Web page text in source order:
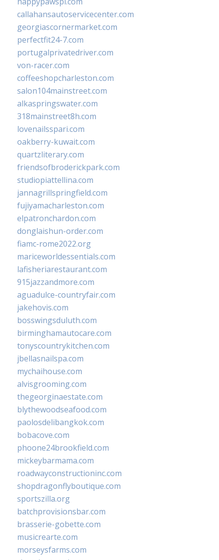
callahansautoservicecenter.com
georgiascornermarket.com
perfectfit24-7.com
portugalprivatedriver.com
von-racer.com
coffeeshopcharleston.com
salon104mainstreet.com
alkaspringswater.com
318mainstreet8h.com
lovenailsspari.com
oakberry-kuwait.com
quartzliterary.com
friendsofbroderickpark.com
studiopiattellina.com
jannagrillspringfield.com
fujiyamacharleston.com
elpatronchardon.com
donglaishun-order.com
fiamc-rome2022.org
mariceworldessentials.com
lafisheriarestaurant.com
915jazzandmore.com
aguadulce-countryfair.com
jakehovis.com
bosswingsduluth.com
birminghamautocare.com
tonyscountrykitchen.com
jbellasnailspa.com
mychaihouse.com
alvisgrooming.com
thegeorginaestate.com
blythewoodseafood.com
paolosdelibangkok.com
bobacove.com
phoone24brookfield.com
mickeybarmama.com
roadwayconstructioninc.com
shopdragonflyboutique.com
sportszilla.org
batchprovisionsbar.com
brasserie-gobette.com
musicrearte.com
morseysfarms.com